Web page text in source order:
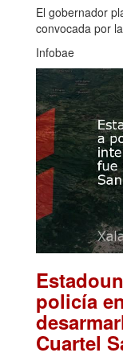
El gobernador
convocada por
Infobae
policía
Cuartel